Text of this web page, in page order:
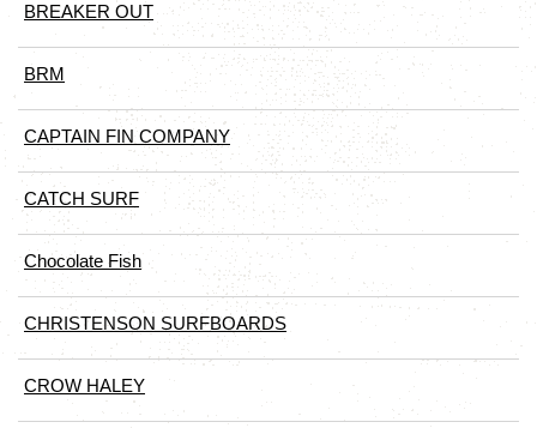
BREAKER OUT
BRM
CAPTAIN FIN COMPANY
CATCH SURF
Chocolate Fish
CHRISTENSON SURFBOARDS
CROW HALEY